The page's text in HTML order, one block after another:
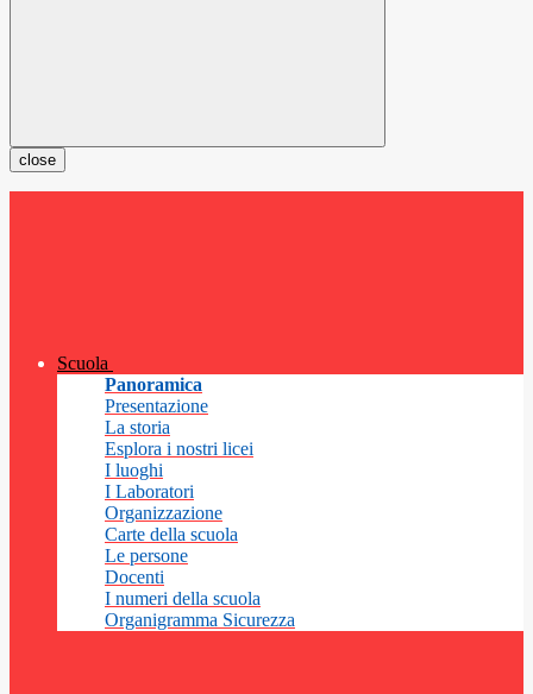
close
Scuola
Panoramica
Presentazione
La storia
Esplora i nostri licei
I luoghi
I Laboratori
Organizzazione
Carte della scuola
Le persone
Docenti
I numeri della scuola
Organigramma Sicurezza